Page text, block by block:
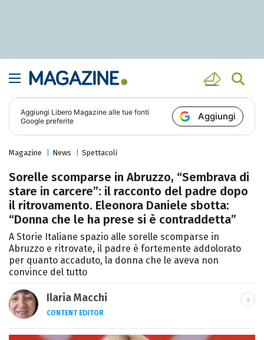
Aggiungi Libero Magazine alle tue fonti
Google preferite
Aggiungi
Magazine News Spettacoli
Sorelle scomparse in Abruzzo, “Sembrava di
stare in carcere”: il racconto del padre dopo
il ritrovamento. Eleonora Daniele sbotta:
“Donna che le ha prese si è contraddetta”
A Storie Italiane spazio alle sorelle scomparse in
Abruzzo e ritrovate, il padre è fortemente addolorato
per quanto accaduto, la donna che le aveva non
convince del tutto
Ilaria Macchi
CONTENT EDITOR
Laureata in Linguaggi dei Media, amo il